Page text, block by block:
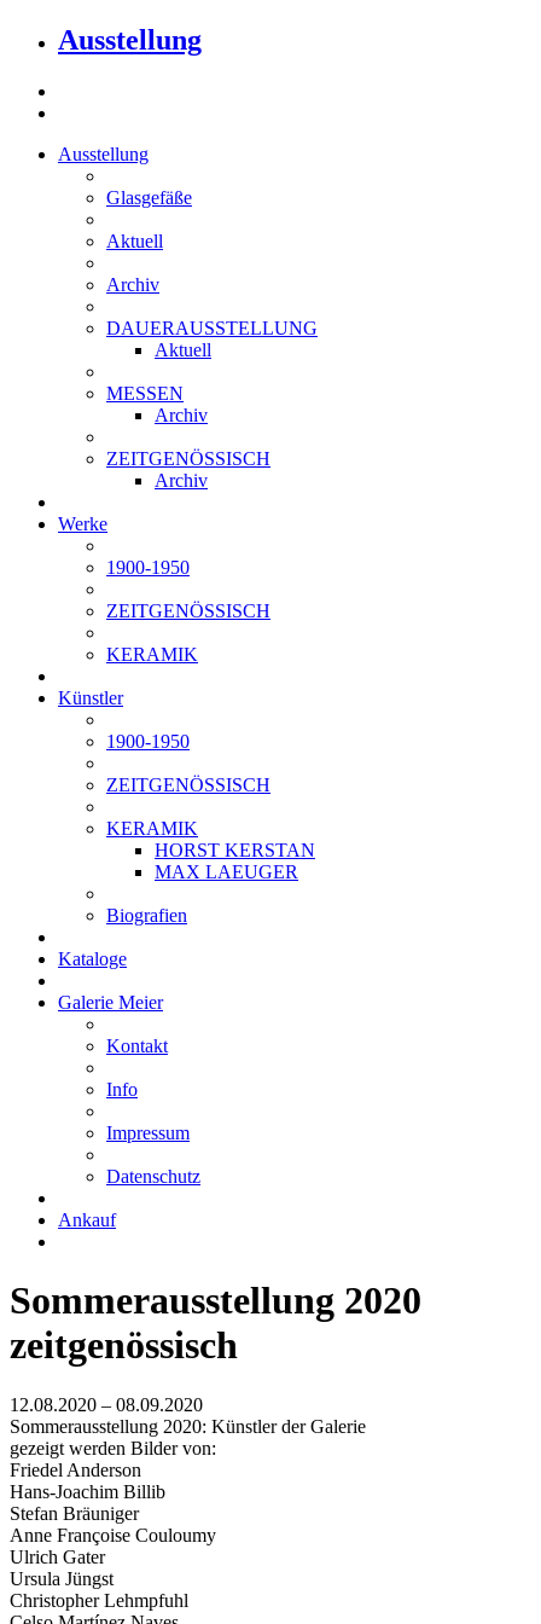
Ausstellung
Ausstellung
Glasgefäße
Aktuell
Archiv
DAUERAUSSTELLUNG
Aktuell
MESSEN
Archiv
ZEITGENÖSSISCH
Archiv
Werke
1900-1950
ZEITGENÖSSISCH
KERAMIK
Künstler
1900-1950
ZEITGENÖSSISCH
KERAMIK
HORST KERSTAN
MAX LAEUGER
Biografien
Kataloge
Galerie Meier
Kontakt
Info
Impressum
Datenschutz
Ankauf
Sommerausstellung 2020
zeitgenössisch
12.08.2020 – 08.09.2020
Sommerausstellung 2020: Künstler der Galerie
gezeigt werden Bilder von:
Friedel Anderson
Hans-Joachim Billib
Stefan Bräuniger
Anne Françoise Couloumy
Ulrich Gater
Ursula Jüngst
Christopher Lehmpfuhl